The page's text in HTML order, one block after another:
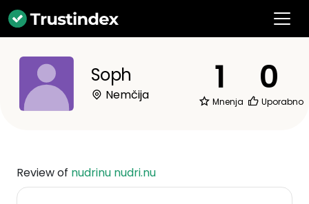
Soph
Nemčija 1
Mnenja
0
Uporabno
Review of nudrinu nudri.nu